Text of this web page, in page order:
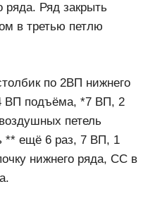
ряда. Ряд закрыть
в третью петлю
по 2ВП нижнего
ВП подъёма, *7 ВП, 2
петель
** ещё 6 раз, 7 ВП, 1
нижнего ряда, СС в